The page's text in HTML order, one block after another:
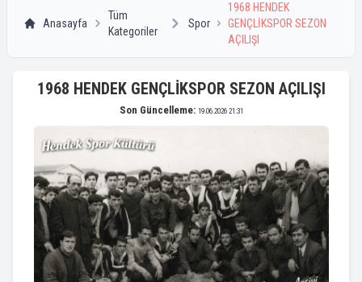
Anasayfa
Tüm
Kategoriler
Spor
1968 HENDEK
GENÇLİKSPOR SEZON
AÇILIŞI
1968 HENDEK GENÇLİKSPOR SEZON AÇILIŞI
Son Güncelleme: 19.06.2026 21:31